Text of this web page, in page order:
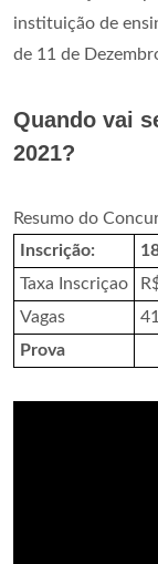
instituição de
de 11 de
Quando vai
2021?
Resumo do
Inscrição:
Taxa Inscriçao
Vagas
Prova